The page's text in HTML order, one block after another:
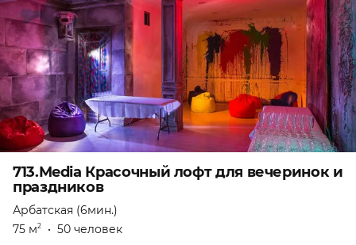
713.Media Красочный лофт для вечеринок и
праздников
Арбатская (6мин.)
75 м2 • 50 человек